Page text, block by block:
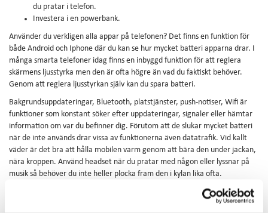
du pratar i telefon.
Investera i en powerbank.
Använder du verkligen alla appar på telefonen? Det finns en funktion för
både Android och Iphone där du kan se hur mycket batteri apparna drar. I
många smarta telefoner idag finns en inbyggd funktion för att reglera
skärmens ljusstyrka men den är ofta högre än vad du faktiskt behöver.
Genom att reglera ljusstyrkan själv kan du spara batteri.
Bakgrundsuppdateringar, Bluetooth, platstjänster, push-notiser, Wifi är
funktioner som konstant söker efter uppdateringar, signaler eller hämtar
information om var du befinner dig. Förutom att de slukar mycket batteri
när de inte används drar vissa av funktionerna även datatrafik. Vid kallt
väder är det bra att hålla mobilen varm genom att bära den under jackan,
nära kroppen. Använd headset när du pratar med någon eller lyssnar på
musik så behöver du inte heller plocka fram den i kylan lika ofta.
Har du minskat skärmens ljusstyrka, stängt av platstjänster och Bluetooth
men batteriet går ändå åt snabbare än smör i solsken? Då kan det vara